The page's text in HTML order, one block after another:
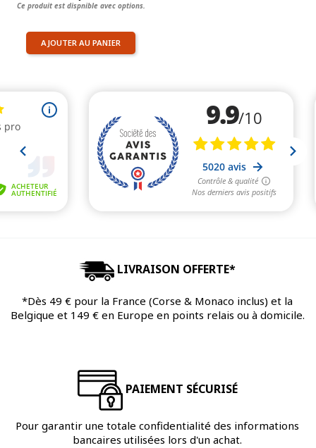
Ce produit est dispnible avec options.
AJOUTER AU PANIER
LIVRAISON OFFERTE*
*Dès 49 € pour la France (Corse & Monaco inclus) et la
Belgique et 149 € en Europe en points relais ou à domicile.
PAIEMENT SÉCURISÉ
Pour garantir une totale confidentialité des informations
bancaires utilisées lors d'un achat.